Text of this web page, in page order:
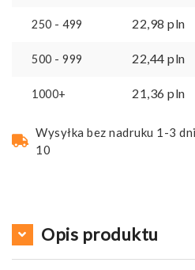
250 - 499 22,98 pln
500 - 999 22,44 pln
1000+ 21,36 pln
Wysyłka bez nadruku 1-3
10
Opis produktu